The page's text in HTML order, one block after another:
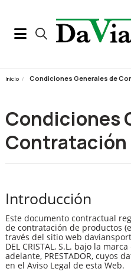
Inicio Condiciones Generales de
Condiciones
Contratación
Introducción
Este documento contractual
de contratación de productos
través del sitio web
DEL CRISTAL, S.L. bajo la
adelante, PRESTADOR, cuyos
en el Aviso Legal de esta Web.